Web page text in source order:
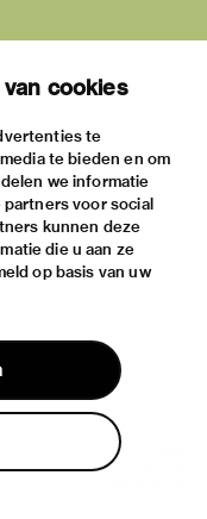
cookies
te
te bieden en om
we informatie
voor social
kunnen deze
die u aan ze
op basis van uw